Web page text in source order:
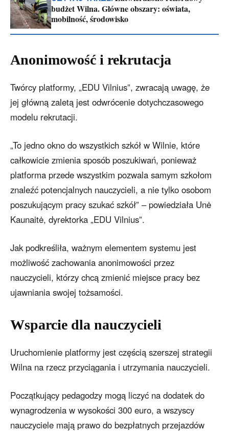
budżet Wilna. Główne obszary: oświata,
mobilność, środowisko
Anonimowość i rekrutacja
Twórcy platformy, „EDU Vilnius”, zwracają uwagę, że
jej główną zaletą jest odwrócenie dotychczasowego
modelu rekrutacji.
„To jedno okno do wszystkich szkół w Wilnie, które
całkowicie zmienia sposób poszukiwań, ponieważ
platforma przede wszystkim pozwala samym szkołom
znaleźć potencjalnych nauczycieli, a nie tylko osobom
poszukującym pracy szukać szkół” – powiedziała Unė
Kaunaitė, dyrektorka „EDU Vilnius”.
Jak podkreśliła, ważnym elementem systemu jest
możliwość zachowania anonimowości przez
nauczycieli, którzy chcą zmienić miejsce pracy bez
ujawniania swojej tożsamości.
Wsparcie dla nauczycieli
Uruchomienie platformy jest częścią szerszej strategii
Wilna na rzecz przyciągania i utrzymania nauczycieli.
Początkujący pedagodzy mogą liczyć na dodatek do
wynagrodzenia w wysokości 300 euro, a wszyscy
nauczyciele mają prawo do bezpłatnych przejazdów